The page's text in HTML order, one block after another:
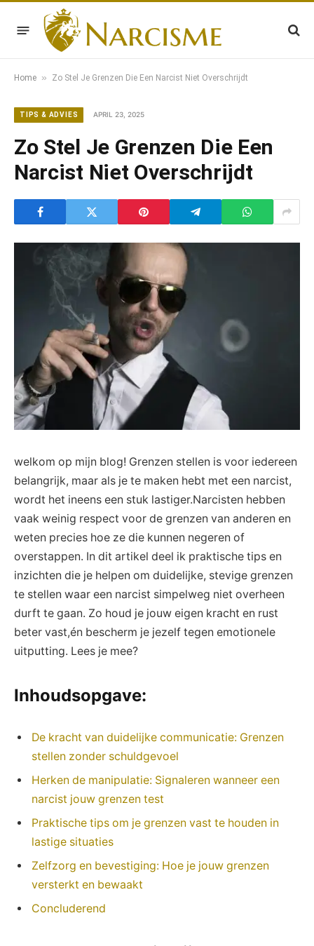
Home » Zo Stel Je Grenzen Die Een Narcist Niet Overschrijdt
TIPS & ADVIES APRIL 23, 2025
Zo Stel Je Grenzen Die Een
Narcist Niet Overschrijdt
welkom op‌ mijn blog! Grenzen​ stellen is voor iedereen
‌belangrijk, maar ​als je te ‌maken hebt met een narcist,
‌wordt het ineens‌ een stuk lastiger.Narcisten hebben
⁢vaak weinig ⁤respect voor de grenzen van anderen en
weten precies hoe ⁢ze ‌die kunnen negeren ‍of⁢
overstappen. In dit⁢ artikel deel‌ ik praktische‍ tips en
inzichten die je helpen​ om ‌duidelijke, stevige grenzen
te ⁤stellen waar een ⁤narcist simpelweg niet overheen
durft te gaan. Zo ​houd je jouw eigen kracht en rust ​
beter vast,én bescherm je jezelf tegen ⁣emotionele‍
uitputting. Lees je mee?
Inhoudsopgave:
De kracht van⁢ duidelijke communicatie: ‌Grenzen
stellen zonder schuldgevoel
Herken de‍ manipulatie:‌ Signaleren wanneer‍ een
narcist jouw ⁢grenzen test
Praktische tips ⁤om je‍ grenzen⁢ vast te houden in
lastige‌ situaties
Zelfzorg en bevestiging: Hoe je jouw grenzen
versterkt ​en bewaakt
Concluderend